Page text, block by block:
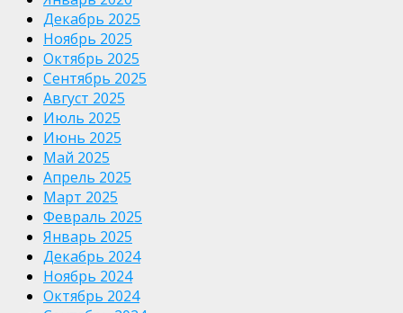
Декабрь 2025
Ноябрь 2025
Октябрь 2025
Сентябрь 2025
Август 2025
Июль 2025
Июнь 2025
Май 2025
Апрель 2025
Март 2025
Февраль 2025
Январь 2025
Декабрь 2024
Ноябрь 2024
Октябрь 2024